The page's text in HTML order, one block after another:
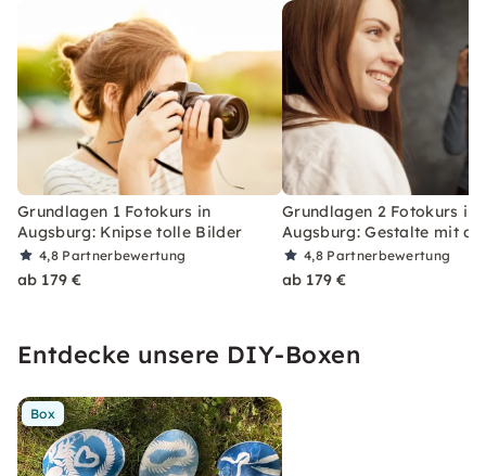
Grundlagen 1 Fotokurs in
Augsburg: Knipse tolle Bilder
4,8 Partnerbewertung
ab 179 €
Grundlagen 2 Fotokurs in
Augsburg: Gestalte mit
4,8 Partnerbewertung
ab 179 €
Entdecke unsere DIY-Boxen
Box